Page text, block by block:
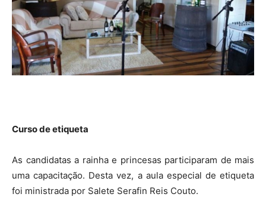
Curso de etiqueta
As candidatas a rainha e princesas participaram de mais
uma capacitação. Desta vez, a aula especial de etiqueta
foi ministrada por Salete Serafin Reis Couto.